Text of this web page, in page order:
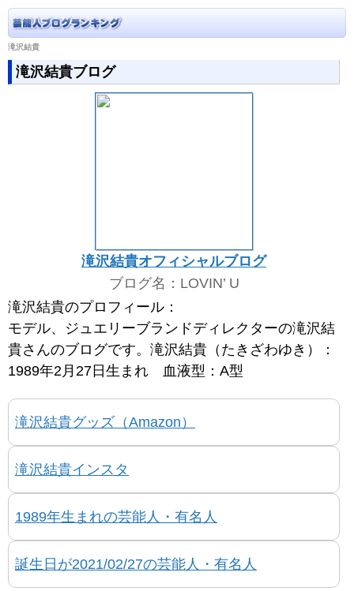
滝沢結貴
滝沢結貴ブログ
滝沢結貴オフィシャルブログ
ブログ名：LOVIN’ U
滝沢結貴のプロフィール：
モデル、ジュエリーブランドディレクターの滝沢結
貴さんのブログです。滝沢結貴（たきざわゆき）：
1989年2月27日生まれ 血液型：A型
滝沢結貴グッズ（Amazon）
滝沢結貴インスタ
1989年生まれの芸能人・有名人
誕生日が2021/02/27の芸能人・有名人